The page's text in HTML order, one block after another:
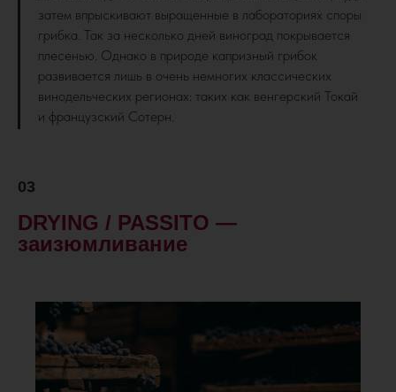
затем впрыскивают выращенные в лабораториях споры
грибка. Так за несколько дней виноград покрывается
плесенью. Однако в природе капризный грибок
развивается лишь в очень немногих классических
винодельческих регионах: таких как венгерский Токай
и французский Сотерн.
03
DRYING / PASSITO —
заизюмливание